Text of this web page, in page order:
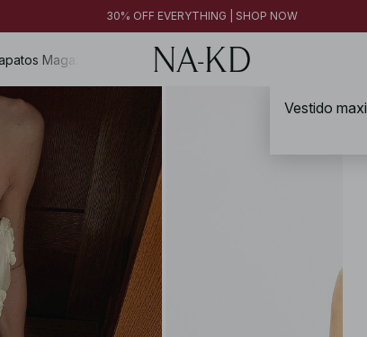
30% OFF EVERYTHING | SHOP NOW
Magazine